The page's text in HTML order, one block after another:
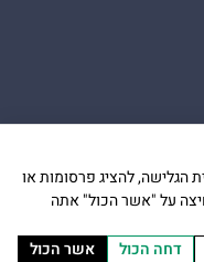
בישראלPresman תדמית
הגלישה, להציג פרסומות או
על "אשר הכול" אתה
דחה הכול אשר הכול